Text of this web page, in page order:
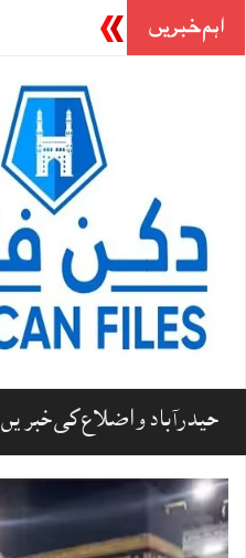
اہم خبریں
حیدرآباد و اضلاع کی خبریں